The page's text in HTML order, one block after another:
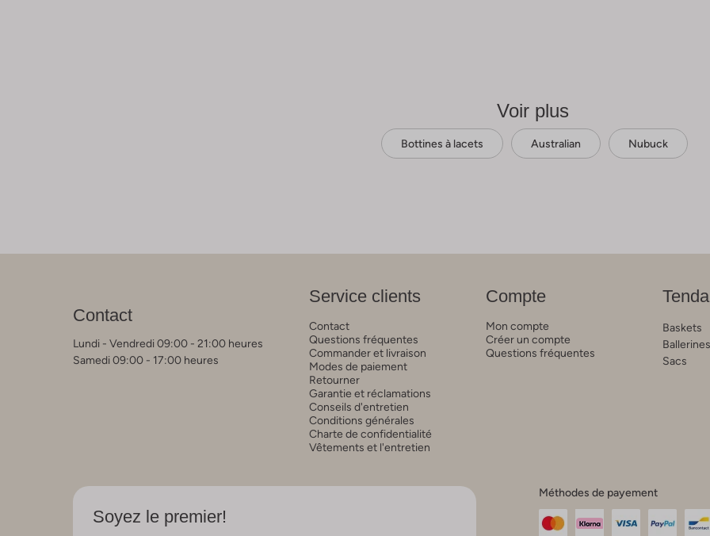
Voir plus
Bottines à lacets Australian Nubuck
Contact
Lundi - Vendredi 09:00 - 21:00 heures
Samedi 09:00 - 17:00 heures
Service clients
Contact
Questions fréquentes
Commander et livraison
Modes de paiement
Retourner
Garantie et réclamations
Conseils d'entretien
Conditions générales
Charte de confidentialité
Vêtements et l'entretien
Compte
Mon compte
Créer un compte
Questions fréquentes
Baskets
Ballerines
Sacs
Soyez le premier!
Méthodes de payement